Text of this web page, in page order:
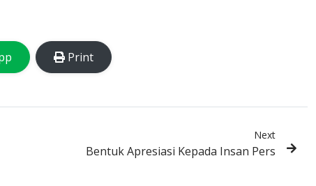
Print
Next
Bentuk Apresiasi Kepada Insan Pers